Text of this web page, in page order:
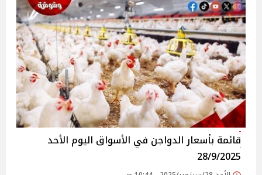
قائمة بأسعار الدواجن في الأسواق‎‎ اليوم الأحد
28/9/2025